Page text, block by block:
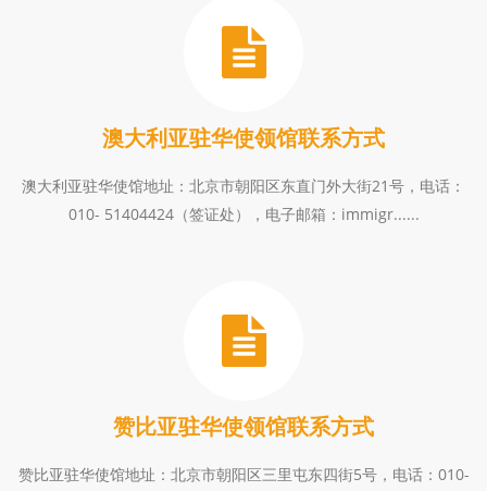
澳大利亚驻华使领馆联系方式
澳大利亚驻华使馆地址：北京市朝阳区东直门外大街21号，电话：
010- 51404424（签证处），电子邮箱：immigr......
赞比亚驻华使领馆联系方式
赞比亚驻华使馆地址：北京市朝阳区三里屯东四街5号，电话：010-